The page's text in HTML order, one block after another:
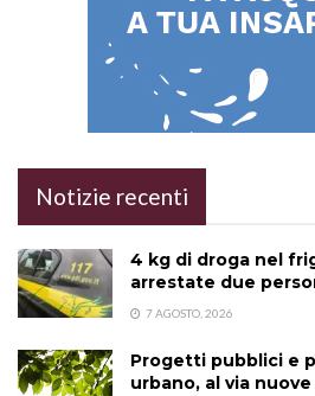
Notizie recenti
4 kg di droga nel
arrestate due
7 AGOSTO, 2026
Progetti pubblici e
urbano, al via